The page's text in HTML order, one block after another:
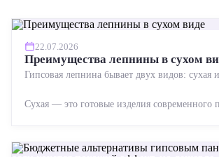
22.07.2026
Преимущества лепнины в сухом
Гипсовая лепнина бывает двух видов: сухая
Сухая — это готовые изделия современного